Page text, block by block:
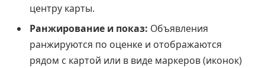
центру карты.
Ранжирование и показ: Объявления
ранжируются по оценке и отображаются
рядом с картой или в виде маркеров (иконок)